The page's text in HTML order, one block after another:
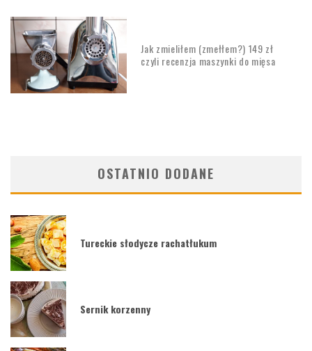
Jak zmieliłem (zmełłem?) 149 zł
czyli recenzja maszynki do mięsa
OSTATNIO DODANE
Tureckie słodycze rachatłukum
Sernik korzenny